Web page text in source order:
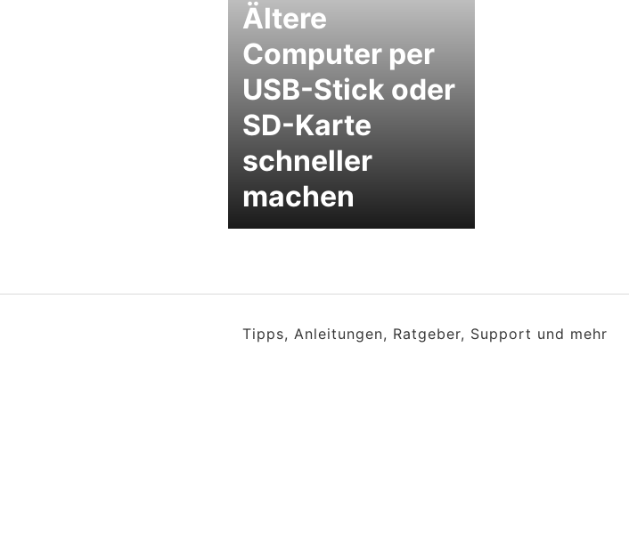
Ältere
Computer per
USB-Stick oder
SD-Karte
schneller
machen
Tipps, Anleitungen, Ratgeber, Support und mehr